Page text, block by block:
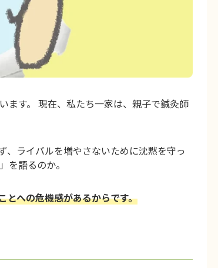
ます。 現在、私たち一家は、親子で鍼灸師
ライバルを増やさないために沈黙を守っ
を語るのか。
とへの危機感があるからです。